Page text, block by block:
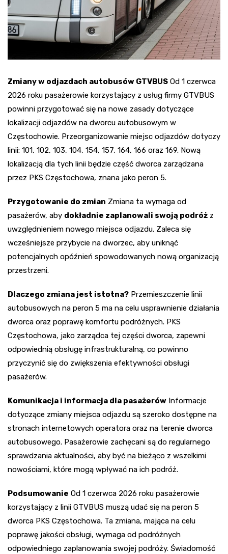
Zmiany w odjazdach autobusów GTVBUS Od 1 czerwca
2026 roku pasażerowie korzystający z usług firmy GTVBUS
powinni przygotować się na nowe zasady dotyczące
lokalizacji odjazdów na dworcu autobusowym w
Częstochowie. Przeorganizowanie miejsc odjazdów dotyczy
linii: 101, 102, 103, 104, 154, 157, 164, 166 oraz 169. Nową
lokalizacją dla tych linii będzie część dworca zarządzana
przez PKS Częstochowa, znana jako peron 5.
Przygotowanie do zmian Zmiana ta wymaga od
pasażerów, aby dokładnie zaplanowali swoją podróż z
uwzględnieniem nowego miejsca odjazdu. Zaleca się
wcześniejsze przybycie na dworzec, aby uniknąć
potencjalnych opóźnień spowodowanych nową organizacją
przestrzeni.
Dlaczego zmiana jest istotna? Przemieszczenie linii
autobusowych na peron 5 ma na celu usprawnienie działania
dworca oraz poprawę komfortu podróżnych. PKS
Częstochowa, jako zarządca tej części dworca, zapewni
odpowiednią obsługę infrastrukturalną, co powinno
przyczynić się do zwiększenia efektywności obsługi
pasażerów.
Komunikacja i informacja dla pasażerów Informacje
dotyczące zmiany miejsca odjazdu są szeroko dostępne na
stronach internetowych operatora oraz na terenie dworca
autobusowego. Pasażerowie zachęcani są do regularnego
sprawdzania aktualności, aby być na bieżąco z wszelkimi
nowościami, które mogą wpływać na ich podróż.
Podsumowanie Od 1 czerwca 2026 roku pasażerowie
korzystający z linii GTVBUS muszą udać się na peron 5
dworca PKS Częstochowa. Ta zmiana, mająca na celu
poprawę jakości obsługi, wymaga od podróżnych
odpowiedniego zaplanowania swojej podróży. Świadomość